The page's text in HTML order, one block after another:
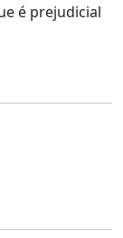
é prejudicial